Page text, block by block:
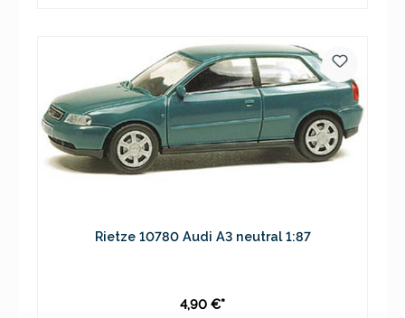
Rietze 10780 Audi A3 neutral 1:87
4,90 €*